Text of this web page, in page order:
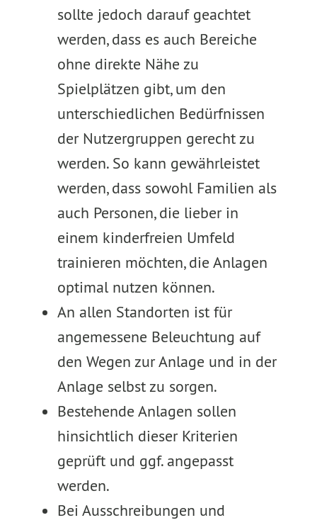
sollte jedoch darauf geachtet
werden, dass es auch Bereiche
ohne direkte Nähe zu
Spielplätzen gibt, um den
unterschiedlichen Bedürfnissen
der Nutzergruppen gerecht zu
werden. So kann gewährleistet
werden, dass sowohl Familien als
auch Personen, die lieber in
einem kinderfreien Umfeld
trainieren möchten, die Anlagen
optimal nutzen können.
An allen Standorten ist für
angemessene Beleuchtung auf
den Wegen zur Anlage und in der
Anlage selbst zu sorgen.
Bestehende Anlagen sollen
hinsichtlich dieser Kriterien
geprüft und ggf. angepasst
werden.
Bei Ausschreibungen und